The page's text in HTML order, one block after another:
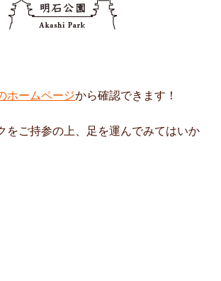
ホームページから確認できます！
をご持参の上、足を運んでみてはいか